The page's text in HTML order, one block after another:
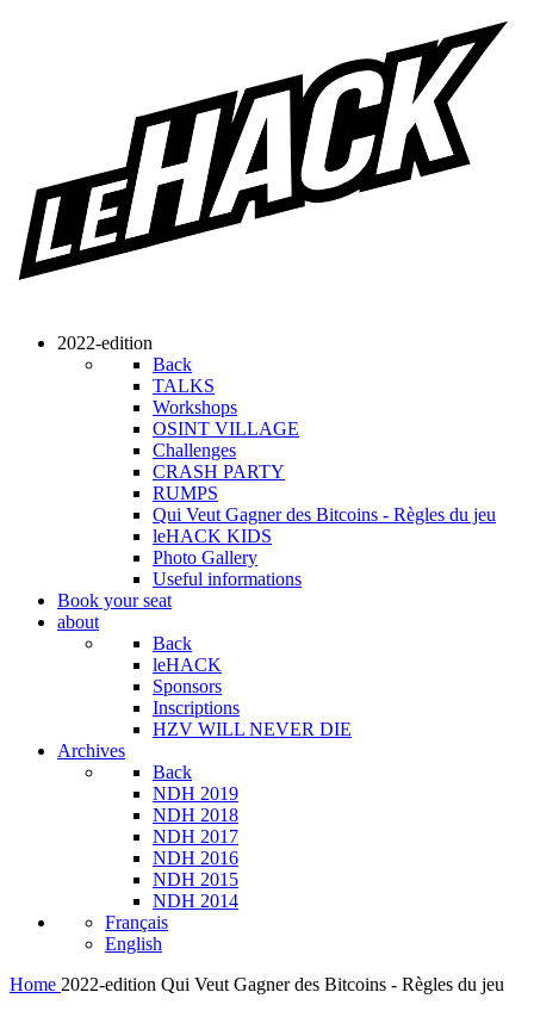
2022-edition
Back
TALKS
Workshops
OSINT VILLAGE
Challenges
CRASH PARTY
RUMPS
Qui Veut Gagner des Bitcoins - Règles du jeu
leHACK KIDS
Photo Gallery
Useful informations
Book your seat
about
Back
leHACK
Sponsors
Inscriptions
HZV WILL NEVER DIE
Archives
Back
NDH 2019
NDH 2018
NDH 2017
NDH 2016
NDH 2015
NDH 2014
Français
English
Home 2022-edition Qui Veut Gagner des Bitcoins - Règles du jeu